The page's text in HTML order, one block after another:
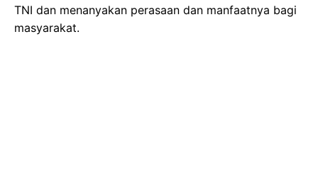
TNI dan menanyakan perasaan dan manfaatnya bagi
masyarakat.